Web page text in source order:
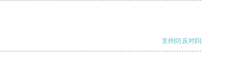
支持[0] 反对[0]